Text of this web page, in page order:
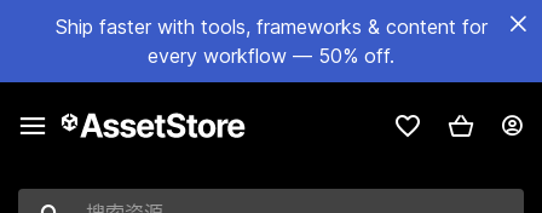
Ship faster with tools, frameworks & content for
every workflow — 50% off.